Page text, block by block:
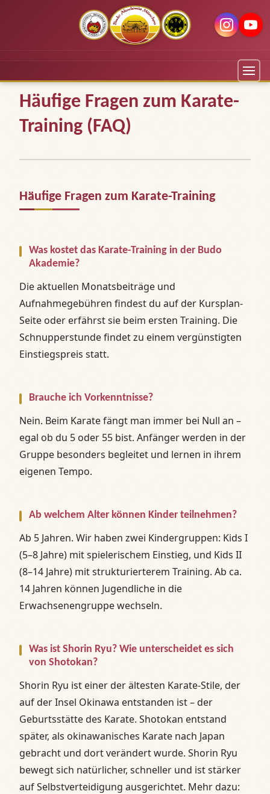
Häufige Fragen zum Karate-
Training (FAQ)
Häufige Fragen zum Karate-Training
Was kostet das Karate-Training in der Budo
Akademie?
Die aktuellen Monatsbeiträge und
Aufnahmegebühren findest du auf der Kursplan-
Seite oder erfährst sie beim ersten Training. Die
Schnupperstunde findet zu einem vergünstigten
Einstiegspreis statt.
Brauche ich Vorkenntnisse?
Nein. Beim Karate fängt man immer bei Null an –
egal ob du 5 oder 55 bist. Anfänger werden in der
Gruppe besonders begleitet und lernen in ihrem
eigenen Tempo.
Ab welchem Alter können Kinder teilnehmen?
Ab 5 Jahren. Wir haben zwei Kindergruppen: Kids I
(5–8 Jahre) mit spielerischem Einstieg, und Kids II
(8–14 Jahre) mit strukturierterem Training. Ab ca.
14 Jahren können Jugendliche in die
Erwachsenengruppe wechseln.
Was ist Shorin Ryu? Wie unterscheidet es sich
von Shotokan?
Shorin Ryu ist einer der ältesten Karate-Stile, der
auf der Insel Okinawa entstanden ist – der
Geburtsstätte des Karate. Shotokan entstand
später, als okinawanisches Karate nach Japan
gebracht und dort verändert wurde. Shorin Ryu
bewegt sich natürlicher, schneller und ist stärker
auf Selbstverteidigung ausgerichtet. Mehr dazu: